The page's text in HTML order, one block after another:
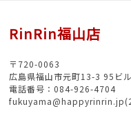
RinRin福山店
〒720-0063
広島県福山市元町13-3 95ビ
電話番号：084-926-4704